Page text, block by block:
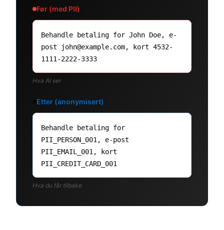
Før (med PII)
Behandle betaling for John Doe, e-
post john@example.com, kort 4532-
1111-2222-3333
Hva AI ser
Etter (anonymisert)
Behandle betaling for
PII_PERSON_001, e-post
PII_EMAIL_001, kort
PII_CREDIT_CARD_001
Hva du får tilbake